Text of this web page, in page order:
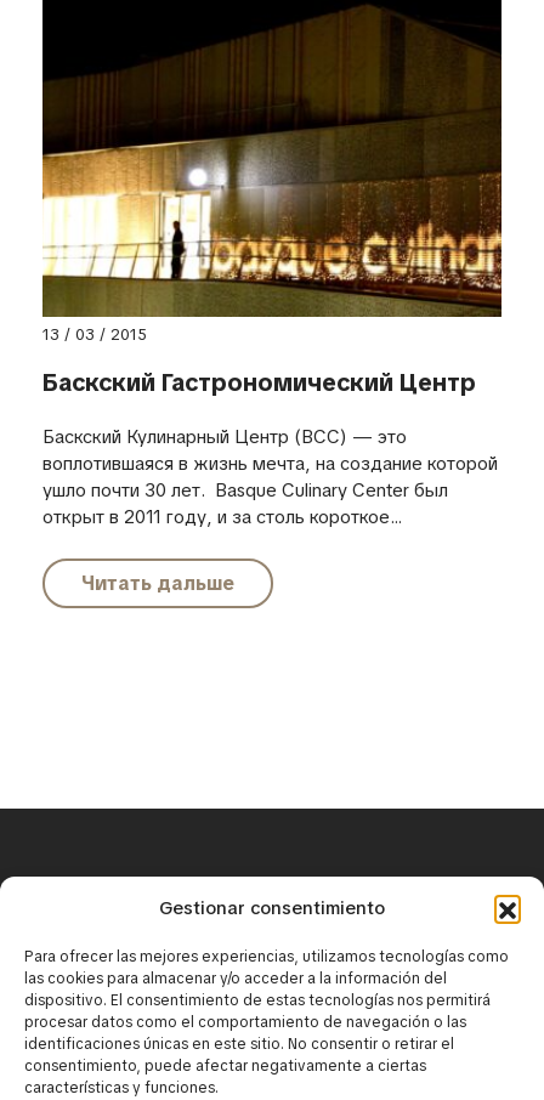
Gestionar consentimiento
Para ofrecer las mejores experiencias, utilizamos tecnologías como
las cookies para almacenar y/o acceder a la información del
dispositivo. El consentimiento de estas tecnologías nos permitirá
procesar datos como el comportamiento de navegación o las
identificaciones únicas en este sitio. No consentir o retirar el
consentimiento, puede afectar negativamente a ciertas
características y funciones.
13 / 03 / 2015
Баскский Гастрономический Центр
Баскский Кулинарный Центр (BCC) — это
воплотившаяся в жизнь мечта, на создание которой
ушло почти 30 лет. Basque Culinary Center был
открыт в 2011 году, и за столь короткое...
Читать дальше
+34 671 25 18 43
contact@mirbaskov.com